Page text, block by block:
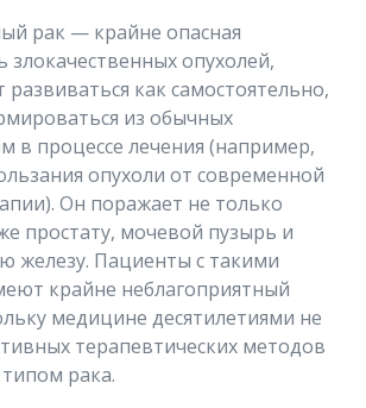
рак — крайне опасная
злокачественных опухолей,
как самостоятельно,
из обычных
в процессе лечения (например,
опухоли от современной
Он поражает не только
простату, мочевой пузырь и
железу. Пациенты с такими
крайне неблагоприятный
медицине десятилетиями не
терапевтических методов
рака.